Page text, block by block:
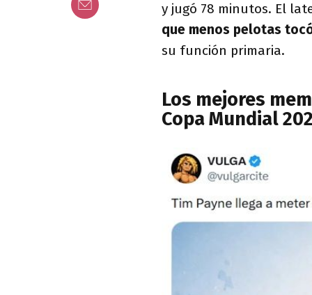
y jugó 78 minutos. El
que menos pelotas
su función primaria.
Los mejores
Copa Mundial